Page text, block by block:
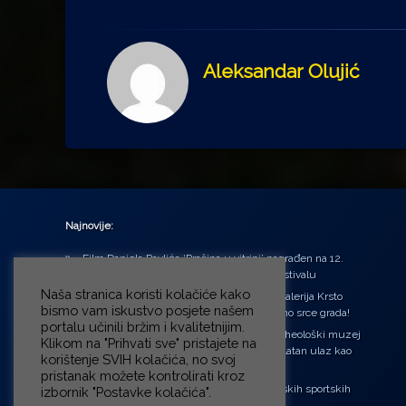
Aleksandar Olujić
Najnovije:
Film Daniela Pavlića ‘Prašina u vitrini’ nagrađen na 12.
Green Montenegro International Film Festivalu
U središtu Petrinje otvorena obnovljena Galerija Krsto
Hegedušić: Kultura vraćena kući, u samo srce grada!
Od petka do nedjelje (31.7. – 2.8.2026.) Arheološki muzej
u Zagrebu otvara vrata građanima: Besplatan ulaz kao
zaklon od toplinskog vala
‘Ni med cvetjem ni pravice’ na Aleji hrvatskih sportskih
Naša stranica koristi kolačiće kako
bismo vam iskustvo posjete našem
portalu učinili bržim i kvalitetnijim.
Klikom na "Prihvati sve" pristajete na
korištenje SVIH kolačića, no svoj
pristanak možete kontrolirati kroz
izbornik "Postavke kolačića".